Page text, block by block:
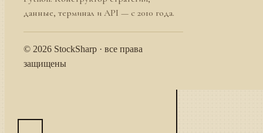
данные, терминал и API — с 2010 года.
© 2026 StockSharp · все права
защищены